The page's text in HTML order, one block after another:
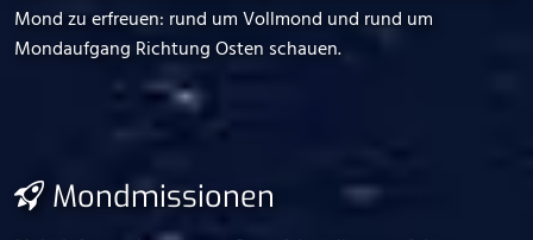
Mond zu erfreuen: rund um Vollmond und rund um
Mondaufgang Richtung Osten schauen.
Mondmissionen